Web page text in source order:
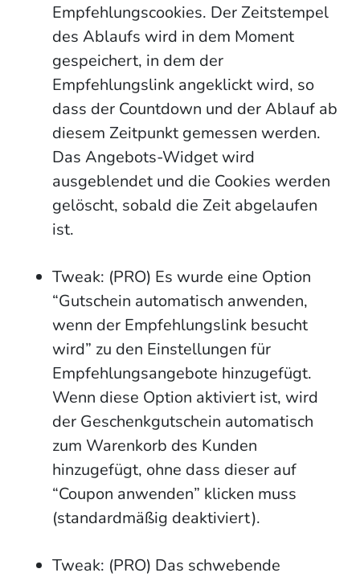
Empfehlungscookies. Der Zeitstempel
des Ablaufs wird in dem Moment
gespeichert, in dem der
Empfehlungslink angeklickt wird, so
dass der Countdown und der Ablauf ab
diesem Zeitpunkt gemessen werden.
Das Angebots-Widget wird
ausgeblendet und die Cookies werden
gelöscht, sobald die Zeit abgelaufen
ist.
Tweak: (PRO) Es wurde eine Option
“Gutschein automatisch anwenden,
wenn der Empfehlungslink besucht
wird” zu den Einstellungen für
Empfehlungsangebote hinzugefügt.
Wenn diese Option aktiviert ist, wird
der Geschenkgutschein automatisch
zum Warenkorb des Kunden
hinzugefügt, ohne dass dieser auf
“Coupon anwenden” klicken muss
(standardmäßig deaktiviert).
Tweak: (PRO) Das schwebende